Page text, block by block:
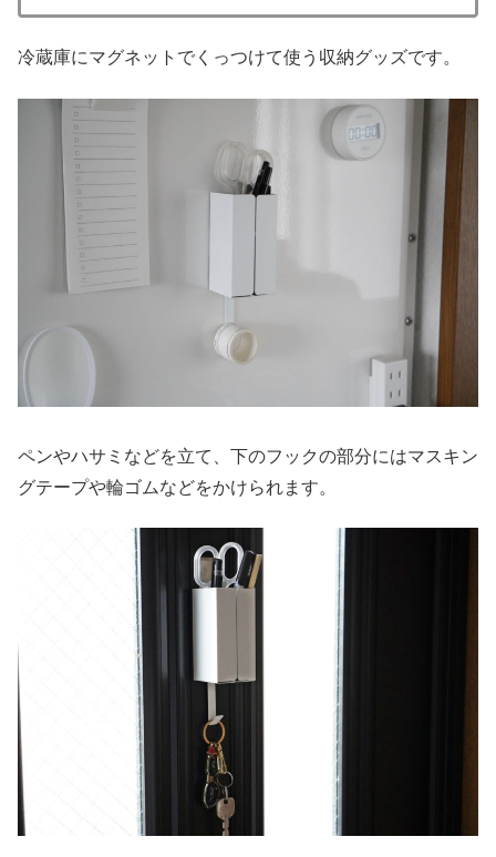
冷蔵庫にマグネットでくっつけて使う収納グッズです。
ペンやハサミなどを立て、下のフックの部分にはマスキン
グテープや輪ゴムなどをかけられます。